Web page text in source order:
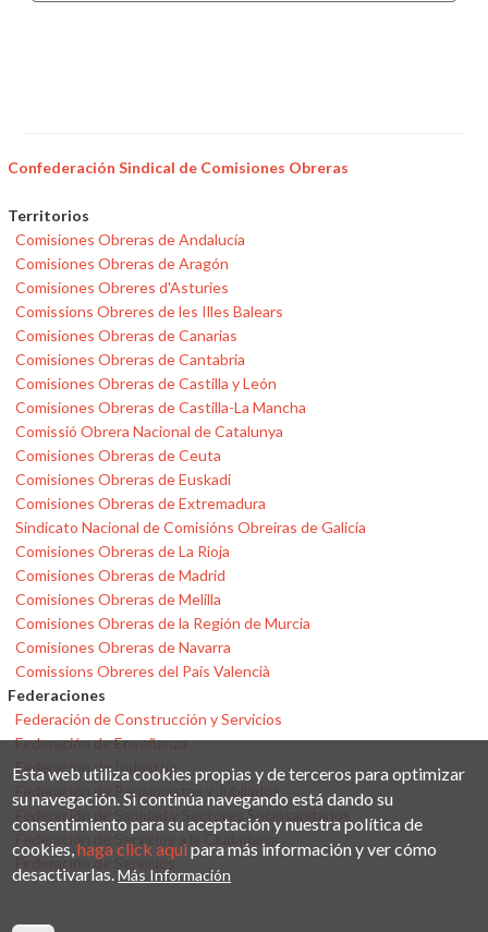
Confederación Sindical de Comisiones Obreras
Territorios
Comisiones Obreras de Andalucía
Comisiones Obreras de Aragón
Comisiones Obreres d'Asturies
Comissions Obreres de les Illes Balears
Comisiones Obreras de Canarias
Comisiones Obreras de Cantabria
Comisiones Obreras de Castilla y León
Comisiones Obreras de Castilla-La Mancha
Comissió Obrera Nacional de Catalunya
Comisiones Obreras de Ceuta
Comisiones Obreras de Euskadi
Comisiones Obreras de Extremadura
Sindicato Nacional de Comisións Obreiras de Galicia
Comisiones Obreras de La Rioja
Comisiones Obreras de Madrid
Comisiones Obreras de Melilla
Comisiones Obreras de la Región de Murcia
Comisiones Obreras de Navarra
Comissions Obreres del País Valencià
Federaciones
Federación de Construcción y Servicios
Federación de Enseñanza
Federación de Industria
Federación de Pensionistas y Jubilados
Federación de Sanidad y Sectores Sociosanitarios
Federación de Servicios a la Ciudadanía
Federación de Servicios
Esta web utiliza cookies propias y de terceros para optimizar
su navegación. Si continúa navegando está dando su
consentimiento para su aceptación y nuestra política de
cookies,haga click aqui para más información y ver cómo
desactivarlas.Más Información